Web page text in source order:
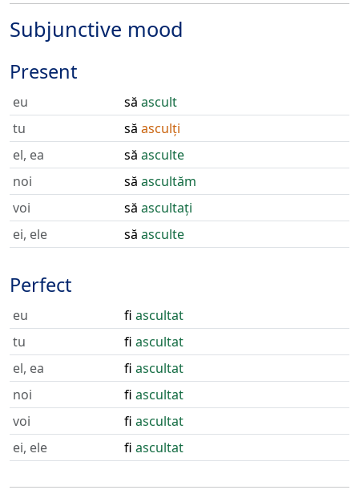
Subjunctive mood
Present
eu să ascult
tu
să asculți
el, ea
să asculte
noi
să ascultăm
voi
să ascultați
ei, ele
să asculte
Perfect
eu fi ascultat
tu
fi ascultat
el, ea
fi ascultat
noi
fi ascultat
voi
fi ascultat
ei, ele
fi ascultat